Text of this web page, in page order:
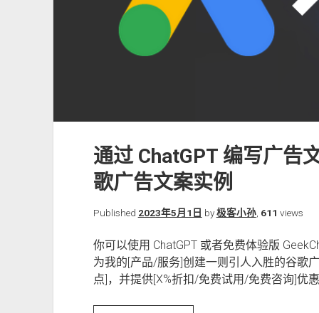
通过 ChatGPT 编写广告
歌广告文案实例
Published 2023年5月1日 by极客小孙, 611 views
你可以使用 ChatGPT 或者免费体验版
为我的[产品/服务]创建一则引人入胜的谷歌
点]，并提供[X%折扣/免费试用/免费咨询]优